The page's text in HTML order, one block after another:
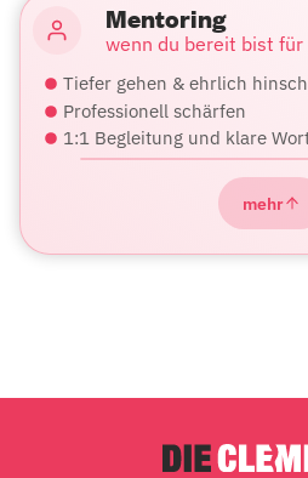
Mentoring
wenn du bereit bist
Tiefer gehen & ehrlich
Professionell schärfen
1:1 Begleitung und klare
mehr